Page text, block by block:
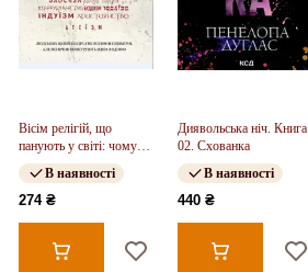
Вісім релігій, що
панують у світі: чому
їхні відмінності мають
значенняВ наявності
274 ₴
Диявольська ніч. Книга
02. Схованка
В наявності
440 ₴